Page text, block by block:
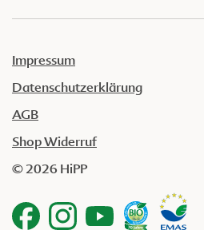
Impressum
Datenschutzerklärung
AGB
Shop Widerruf
© 2026 HiPP